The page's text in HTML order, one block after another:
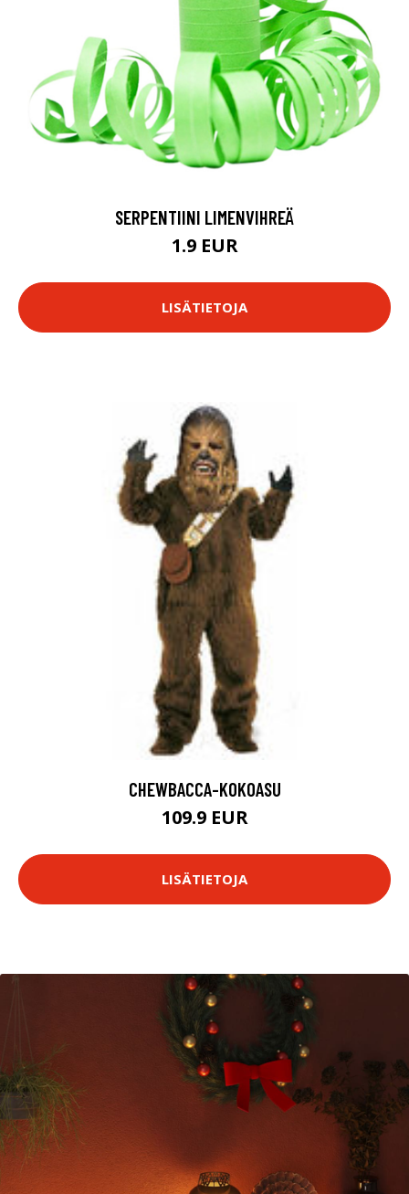
SERPENTIINI LIMENVIHREÄ
1.9 EUR
LISÄTIETOJA
CHEWBACCA-KOKOASU
109.9 EUR
LISÄTIETOJA